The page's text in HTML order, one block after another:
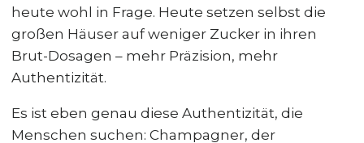
heute wohl in Frage. Heute setzen selbst die
großen Häuser auf weniger Zucker in ihren
Brut-Dosagen – mehr Präzision, mehr
Authentizität.
Es ist eben genau diese Authentizität, die
Menschen suchen: Champagner, der